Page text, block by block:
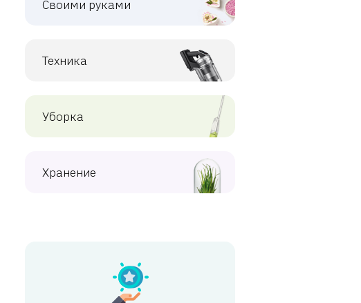
Своими руками
Техника
Уборка
Хранение